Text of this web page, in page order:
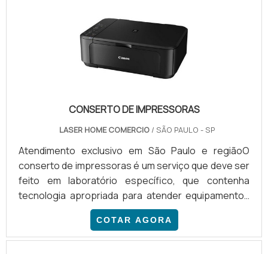
CONSERTO DE IMPRESSORAS
LASER HOME COMERCIO/ SÃO PAULO - SP
Atendimento exclusivo em São Paulo e regiãoO
conserto de impressoras é um serviço que deve ser
feito em laboratório específico, que contenha
tecnologia apropriada para atender equipamentos
das principais marcas comercializadas no mercado
nacional, como Samsung, Epson, HP, Canon e de
outras fabricantes renomadas. O suporte técnico é
COTAR AGORA